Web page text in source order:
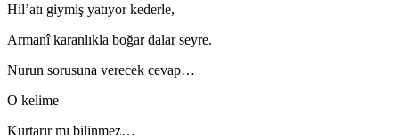
Hil’atı giymiş yatıyor kederle,
Armanî karanlıkla boğar dalar seyre.
Nurun sorusuna verecek cevap…
O kelime
Kurtarır mı bilinmez…